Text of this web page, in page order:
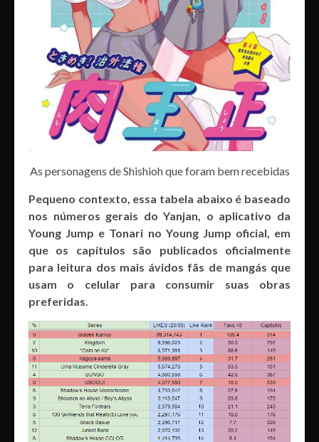
As personagens de Shishioh que foram bem recebidas
Pequeno contexto, essa tabela abaixo é baseado
nos números gerais do Yanjan, o aplicativo da
Young Jump e Tonari no Young Jump oficial, em
que os capítulos são publicados oficialmente
para leitura dos mais ávidos fãs de mangás que
usam o celular para consumir suas obras
preferidas.